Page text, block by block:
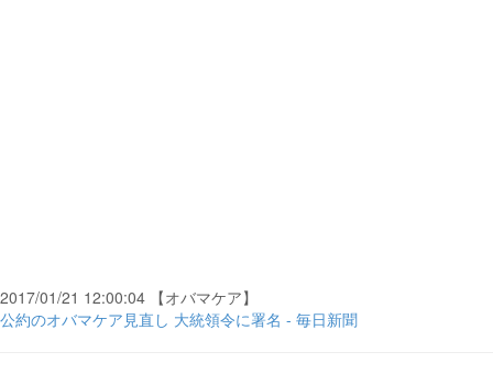
2017/01/21 12:00:04 【オバマケア】
公約のオバマケア見直し 大統領令に署名 - 毎日新聞